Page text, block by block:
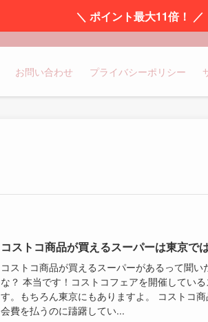
＼ ポイント最大11倍！ ／
お問い合わせ プライバシーポリシー
コストコ商品が買えるスーパーは東京で
コストコ商品が買えるスーパーがあるって聞
な？ 本当です！コストコフェアを開催してい
す。もちろん東京にもありますよ。 コストコ
会費を払うのに躊躇してい...